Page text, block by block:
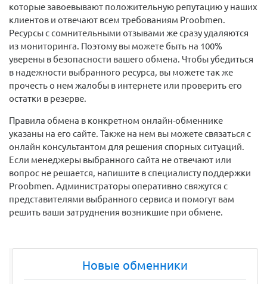
которые завоевывают положительную репутацию у наших
клиентов и отвечают всем требованиям Proobmen.
Ресурсы с сомнительными отзывами же сразу удаляются
из мониторинга. Поэтому вы можете быть на 100%
уверены в безопасности вашего обмена. Чтобы убедиться
в надежности выбранного ресурса, вы можете так же
прочесть о нем жалобы в интернете или проверить его
остатки в резерве.
Правила обмена в конкретном онлайн-обменнике
указаны на его сайте. Также на нем вы можете связаться с
онлайн консультантом для решения спорных ситуаций.
Если менеджеры выбранного сайта не отвечают или
вопрос не решается, напишите в специалисту поддержки
Proobmen. Администраторы оперативно свяжутся с
представителями выбранного сервиса и помогут вам
решить ваши затруднения возникшие при обмене.
Новые обменники